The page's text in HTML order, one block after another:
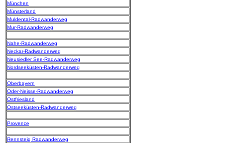
München
Münsterland
Muldental-Radwanderweg
Mur-Radwanderweg
Nahe-Radwanderweg
Neckar-Radwanderweg
Neusiedler See-Radwanderweg
Nordseeküsten-Radwanderweg
Oberbayern
Oder-Neisse-Radwanderweg
Ostfriesland
Ostseeküsten-Radwanderweg
Provence
Rennsteig Radwanderweg